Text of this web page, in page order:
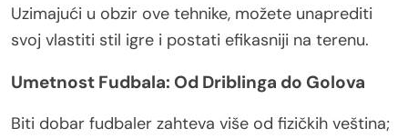
Uzimajući u obzir ove tehnike, možete unaprediti
svoj vlastiti stil igre i postati efikasniji na terenu.
Umetnost Fudbala: Od Driblinga do Golova
Biti dobar fudbaler zahteva više od fizičkih veština;